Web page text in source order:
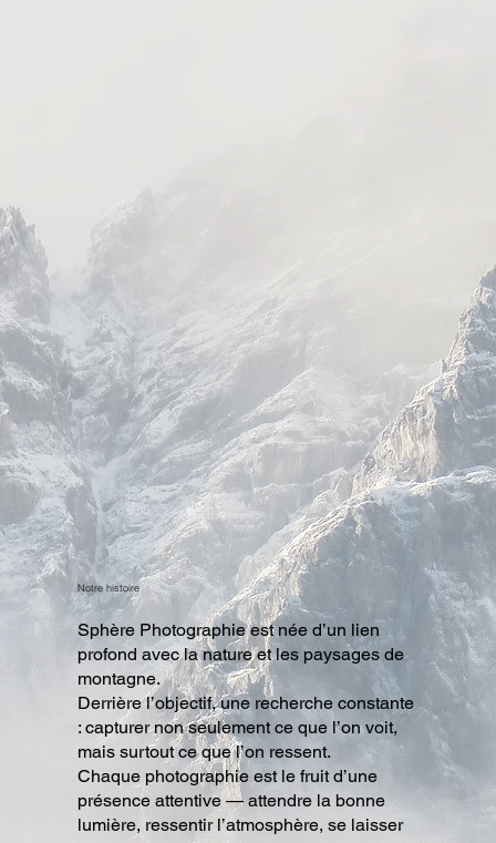
Notre histoire
Sphère Photographie est née d’un lien
profond avec la nature et les paysages de
montagne.
Derrière l’objectif, une recherche constante
: capturer non seulement ce que l’on voit,
mais surtout ce que l’on ressent.
Chaque photographie est le fruit d’une
présence attentive — attendre la bonne
lumière, ressentir l’atmosphère, se laisser